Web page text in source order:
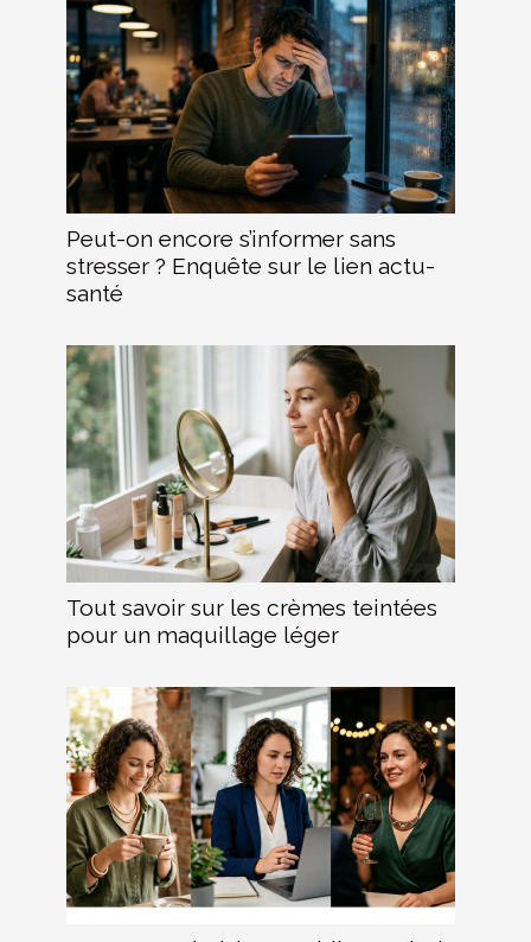
Peut-on encore s’informer sans
stresser ? Enquête sur le lien actu-
santé
Tout savoir sur les crèmes teintées
pour un maquillage léger